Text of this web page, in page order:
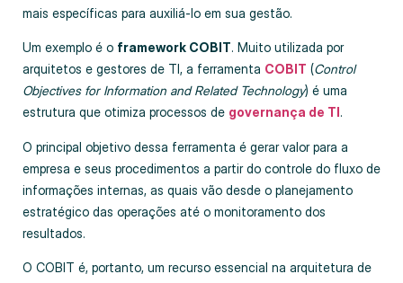
mais específicas para auxiliá-lo em sua gestão.
Um exemplo é o framework COBIT. Muito utilizada por
arquitetos e gestores de TI, a ferramenta COBIT (Control
Objectives for Information and Related Technology) é uma
estrutura que otimiza processos de governança de TI.
O principal objetivo dessa ferramenta é gerar valor para a
empresa e seus procedimentos a partir do controle do fluxo de
informações internas, as quais vão desde o planejamento
estratégico das operações até o monitoramento dos
resultados.
O COBIT é, portanto, um recurso essencial na arquitetura de